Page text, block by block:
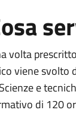
volta
viene svolto
e
di 120